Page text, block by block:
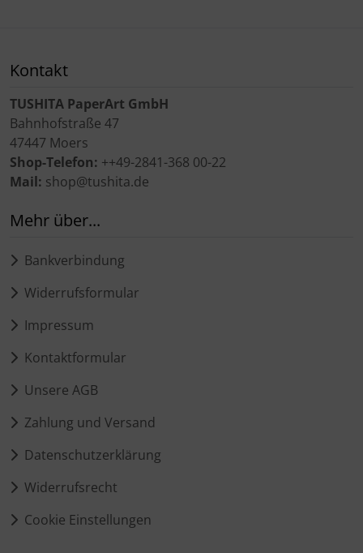
Kontakt
TUSHITA PaperArt GmbH
Bahnhofstraße 47
47447 Moers
Shop-Telefon: ++49-2841-368 00-22
Mail: shop@tushita.de
Mehr über...
Bankverbindung
Widerrufsformular
Impressum
Kontaktformular
Unsere AGB
Zahlung und Versand
Datenschutzerklärung
Widerrufsrecht
Cookie Einstellungen